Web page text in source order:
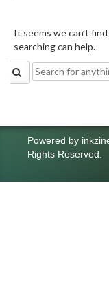
It seems we can’t
searching can help.
Search
for:
Powered by
Rights Reserved.